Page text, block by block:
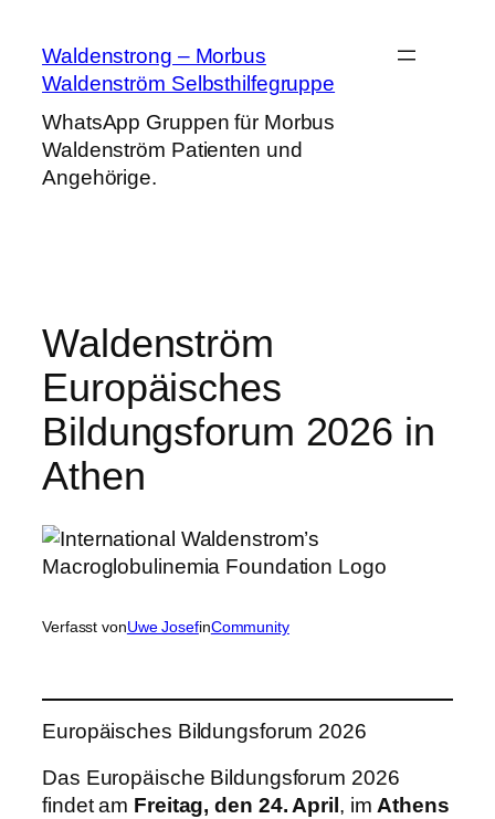
Inhalt
springen
Waldenstrong – Morbus
Waldenström Selbsthilfegruppe
WhatsApp Gruppen für Morbus
Waldenström Patienten und
Angehörige.
Waldenström
Europäisches
Bildungsforum 2026 in
Athen
Verfasst vonUwe JosefinCommunity
Europäisches Bildungsforum 2026
Das Europäische Bildungsforum 2026
findet am Freitag, den 24. April, im Athens